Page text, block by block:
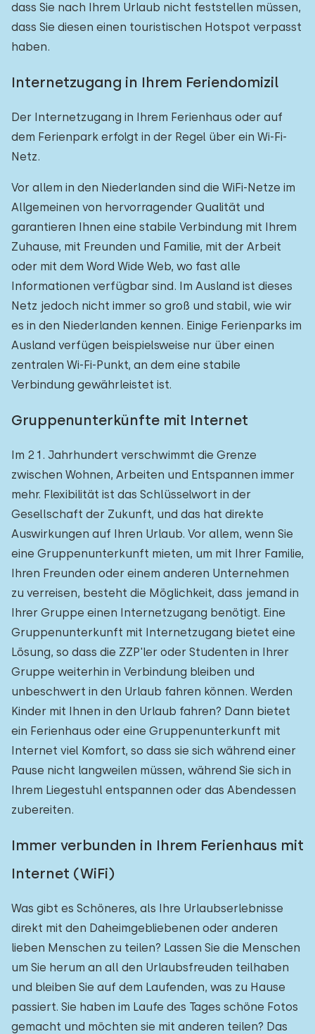
dass Sie nach Ihrem Urlaub nicht feststellen müssen,
dass Sie diesen einen touristischen Hotspot verpasst
haben.
Internetzugang in Ihrem Feriendomizil
Der Internetzugang in Ihrem Ferienhaus oder auf
dem Ferienpark erfolgt in der Regel über ein Wi-Fi-
Netz.
Vor allem in den Niederlanden sind die WiFi-Netze im
Allgemeinen von hervorragender Qualität und
garantieren Ihnen eine stabile Verbindung mit Ihrem
Zuhause, mit Freunden und Familie, mit der Arbeit
oder mit dem Word Wide Web, wo fast alle
Informationen verfügbar sind. Im Ausland ist dieses
Netz jedoch nicht immer so groß und stabil, wie wir
es in den Niederlanden kennen. Einige Ferienparks im
Ausland verfügen beispielsweise nur über einen
zentralen Wi-Fi-Punkt, an dem eine stabile
Verbindung gewährleistet ist.
Gruppenunterkünfte mit Internet
Im 21. Jahrhundert verschwimmt die Grenze
zwischen Wohnen, Arbeiten und Entspannen immer
mehr. Flexibilität ist das Schlüsselwort in der
Gesellschaft der Zukunft, und das hat direkte
Auswirkungen auf Ihren Urlaub. Vor allem, wenn Sie
eine Gruppenunterkunft mieten, um mit Ihrer Familie,
Ihren Freunden oder einem anderen Unternehmen
zu verreisen, besteht die Möglichkeit, dass jemand in
Ihrer Gruppe einen Internetzugang benötigt. Eine
Gruppenunterkunft mit Internetzugang bietet eine
Lösung, so dass die ZZP'ler oder Studenten in Ihrer
Gruppe weiterhin in Verbindung bleiben und
unbeschwert in den Urlaub fahren können. Werden
Kinder mit Ihnen in den Urlaub fahren? Dann bietet
ein Ferienhaus oder eine Gruppenunterkunft mit
Internet viel Komfort, so dass sie sich während einer
Pause nicht langweilen müssen, während Sie sich in
Ihrem Liegestuhl entspannen oder das Abendessen
zubereiten.
Immer verbunden in Ihrem Ferienhaus mit
Internet (WiFi)
Was gibt es Schöneres, als Ihre Urlaubserlebnisse
direkt mit den Daheimgebliebenen oder anderen
lieben Menschen zu teilen? Lassen Sie die Menschen
um Sie herum an all den Urlaubsfreuden teilhaben
und bleiben Sie auf dem Laufenden, was zu Hause
passiert. Sie haben im Laufe des Tages schöne Fotos
gemacht und möchten sie mit anderen teilen? Das